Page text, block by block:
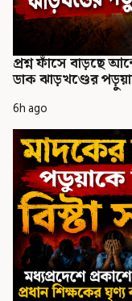
প্রশ্ন ফাঁসে বাড়ছে
ডাক ঝাড়খণ্ডের
6h ago